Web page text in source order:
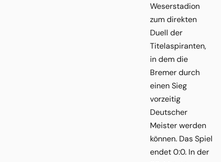
Weserstadion
zum direkten
Duell der
Titelaspiranten,
in dem die
Bremer durch
einen Sieg
vorzeitig
Deutscher
Meister werden
können. Das Spiel
endet 0:0. In der